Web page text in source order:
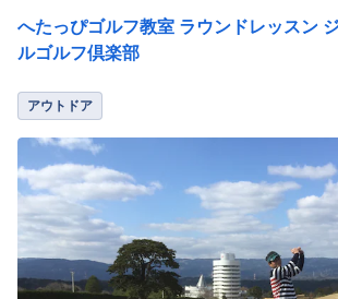
へたっぴゴルフ教室 ラウンドレッスン
ルゴルフ倶楽部
アウトドア